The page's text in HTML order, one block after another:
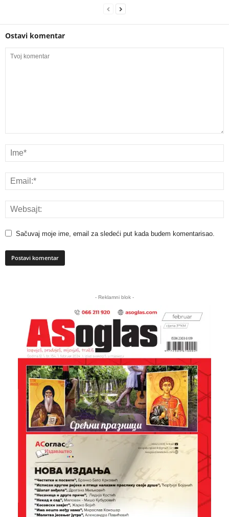
Ostavi komentar
Sačuvaj moje ime, email za sledeći put kada budem komentarisao.
- Reklamni blok -